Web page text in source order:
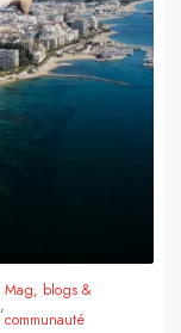
,
Mag, blogs &
communauté